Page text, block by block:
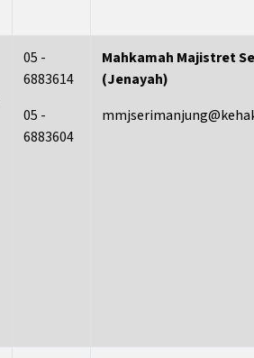
05 -
6883614
05 -
6883604
Mahkamah Majistret
(Jenayah)